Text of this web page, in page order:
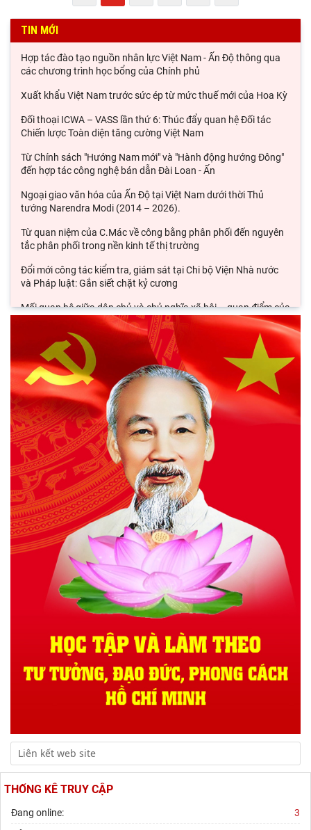
TIN MỚI
Hợp tác đào tạo nguồn nhân lực Việt Nam - Ấn Độ thông qua
các chương trình học bổng của Chính phủ
Xuất khẩu Việt Nam trước sức ép từ mức thuế mới của Hoa Kỳ
Đối thoại ICWA – VASS lần thứ 6: Thúc đẩy quan hệ Đối tác
Chiến lược Toàn diện tăng cường Việt Nam
Từ Chính sách "Hướng Nam mới" và "Hành động hướng Đông"
đến hợp tác công nghệ bán dẫn Đài Loan - Ấn
Ngoại giao văn hóa của Ấn Độ tại Việt Nam dưới thời Thủ
tướng Narendra Modi (2014 – 2026).
Từ quan niệm của C.Mác về công bằng phân phối đến nguyên
tắc phân phối trong nền kinh tế thị trường
Đổi mới công tác kiểm tra, giám sát tại Chi bộ Viện Nhà nước
và Pháp luật: Gắn siết chặt kỷ cương
Mối quan hệ giữa dân chủ và chủ nghĩa xã hội – quan điểm của
C.Mác và sự vận dụng ở Việt Nam thời
Phát triển thị trường carbon: Kinh nghiệm quốc tế và hàm ý
cho Việt Nam
Chủ tịch Viện Hàn lâm Khoa học xã hội Việt Nam thăm và làm
việc tại Viện Khoa học Kinh tế và Xã hội
THỐNG KÊ TRUY CẬP
Đang online:
3